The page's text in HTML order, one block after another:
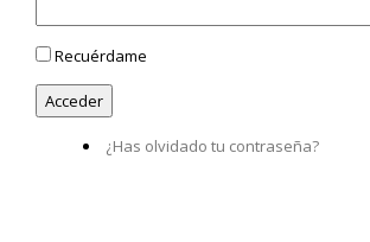
Recuérdame
¿Has olvidado tu contraseña?